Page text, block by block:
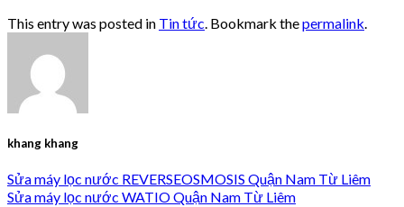
This entry was posted in Tin tức . Bookmark thepermalink
khang khang
Sửa máy lọc nước REVERSEOSMOSIS Quận Nam Từ Liêm
Sửa máy lọc nước WATIO Quận Nam Từ Liêm